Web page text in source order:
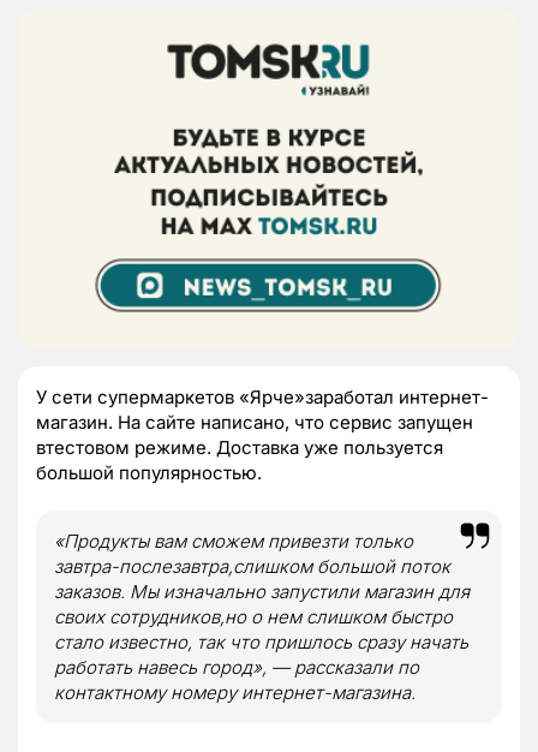
У сети супермаркетов «Ярче»заработал интернет-
магазин. На сайте написано, что сервис запущен
втестовом режиме. Доставка уже пользуется
большой популярностью.
«Продукты вам сможем привезти только
завтра-послезавтра,слишком большой поток
заказов. Мы изначально запустили магазин для
своих сотрудников,но о нем слишком быстро
стало известно, так что пришлось сразу начать
работать навесь город», — рассказали по
контактному номеру интернет-магазина.